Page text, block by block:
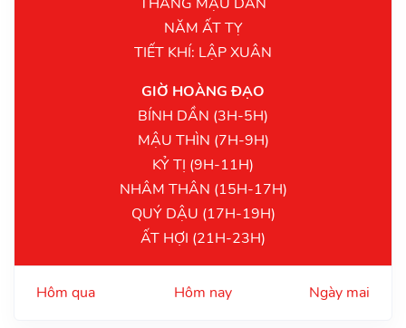
NĂM ẤT TỴ
TIẾT KHÍ: LẬP XUÂN
GIỜ HOÀNG ĐẠO
BÍNH DẦN (3H-5H)
MẬU THÌN (7H-9H)
KỶ TỊ (9H-11H)
NHÂM THÂN (15H-17H)
QUÝ DẬU (17H-19H)
ẤT HỢI (21H-23H)
Hôm qua Hôm nay Ngày mai